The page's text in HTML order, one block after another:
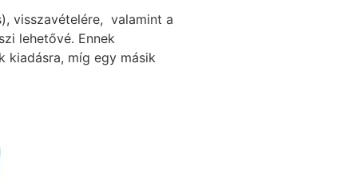
visszavételére, valamint a
lehetővé. Ennek
kiadásra, míg egy másik